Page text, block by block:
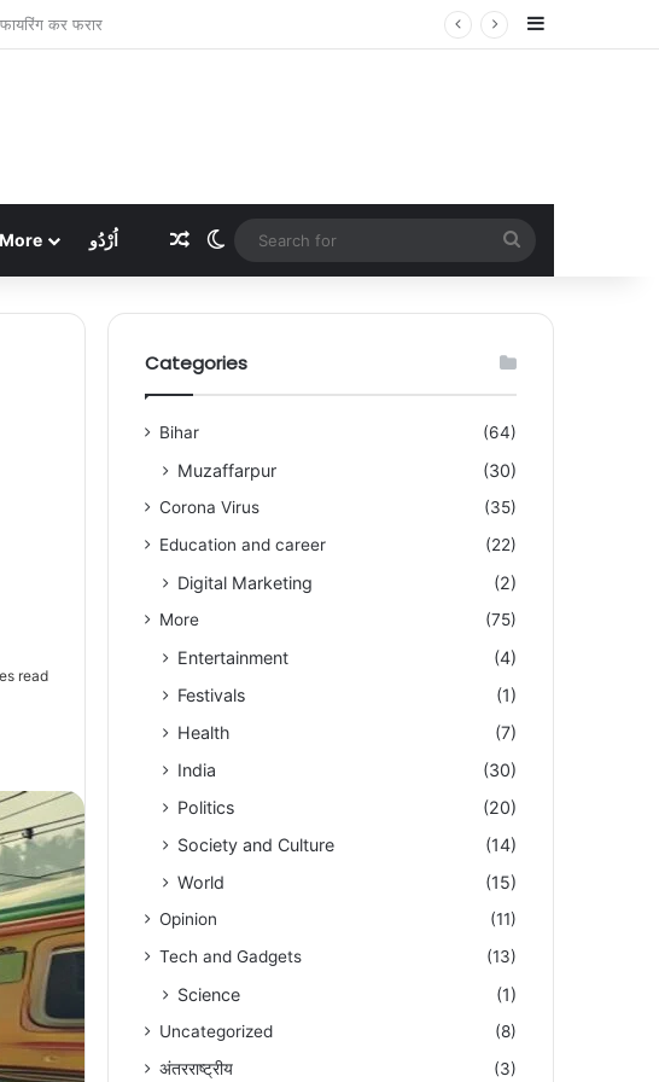
आग्रह, आज मुंबई में कंपनी अधिकारियों से मिलेंगी मां
More اُرْدُو Random Article
Switch skin
for
read
Categories
Bihar (64)
Muzaffarpur (30)
Corona Virus
(35)
Education and career
(22)
Digital Marketing (2)
More (75)
Entertainment
(4)
Festivals
(1)
Health
(7)
India
(30)
Politics
(20)
Society and Culture
(14)
World
(15)
Opinion
(11)
Tech and Gadgets
(13)
Science (1)
Uncategorized
(8)
अंतरराष्ट्रीय
(3)